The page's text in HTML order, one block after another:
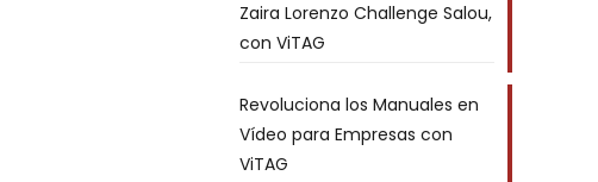
Zaira Lorenzo Challenge Salou,
con ViTAG
Revoluciona los Manuales en
Vídeo para Empresas con
ViTAG